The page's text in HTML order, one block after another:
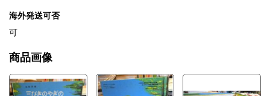
海外発送可否
可
商品画像